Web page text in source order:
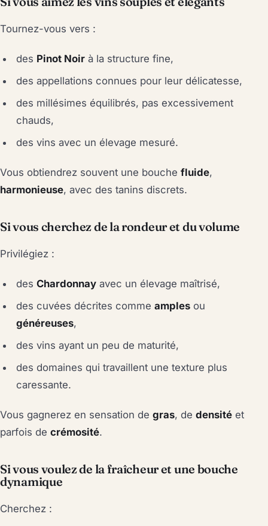
Tournez-vous vers :
des Pinot Noir à la structure fine,
des appellations connues pour leur délicatesse,
des millésimes équilibrés, pas excessivement
chauds,
des vins avec un élevage mesuré.
Vous obtiendrez souvent une bouche fluide,
harmonieuse, avec des tanins discrets.
Si vous cherchez de la rondeur et du volume
Privilégiez :
desChardonnay avec un élevage maîtrisé,
des cuvées décrites commeamples ou
généreuses,
des vins ayant un peu de maturité,
des domaines qui travaillent une texture plus
caressante.
Vous gagnerez en sensation de gras, de densité et
parfois de crémosité.
Si vous voulez de la fraîcheur et une bouche
dynamique
Cherchez :